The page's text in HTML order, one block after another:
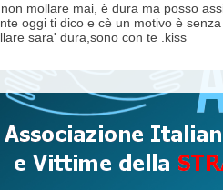
mollare mai, è dura ma posso
oggi ti dico e cè un motivo è
sara' dura,sono con te .kiss